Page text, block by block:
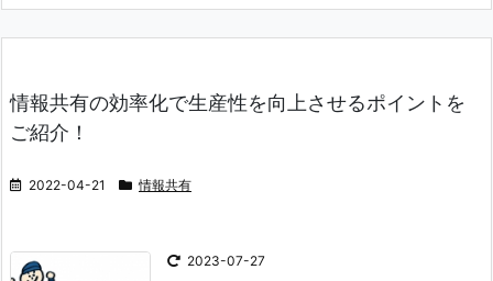
情報共有の効率化で生産性を向上させるポイントを
ご紹介！
2022-04-21 情報共有
2023-07-27